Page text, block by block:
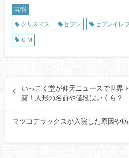
芸能
クリスマス
セブン セブンイレ
ＣＭ
いっこく堂が仰天ニュースで世界
露！人形の名前や値段はいくら？
マツコデラックスが入院した原因や